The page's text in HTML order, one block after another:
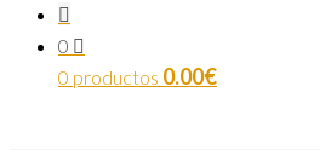
0
0 productos 0.00€